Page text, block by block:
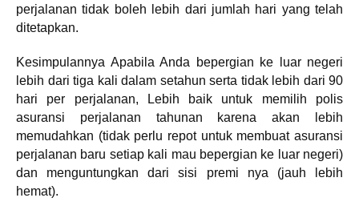
perjalanan tidak boleh lebih dari jumlah hari yang telah
ditetapkan.
Kesimpulannya Apabila Anda bepergian ke luar negeri
lebih dari tiga kali dalam setahun serta tidak lebih dari 90
hari per perjalanan, Lebih baik untuk memilih polis
asuransi perjalanan tahunan karena akan lebih
memudahkan (tidak perlu repot untuk membuat asuransi
perjalanan baru setiap kali mau bepergian ke luar negeri)
dan menguntungkan dari sisi premi nya (jauh lebih
hemat).